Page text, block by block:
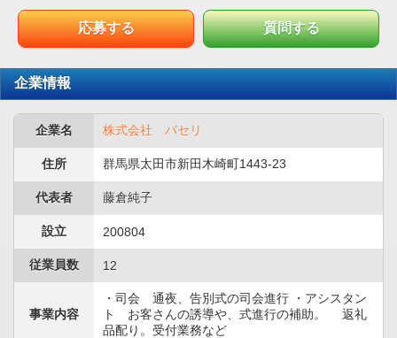
応募する 質問する
企業情報
企業名 株式会社 パセリ
住所 群馬県太田市新田木崎町1443-23
代表者 藤倉純子
設立 200804
従業員数 12
事業内容
・司会 通夜、告別式の司会進行 ・アシスタン
ト お客さんの誘導や、式進行の補助。 返礼
品配り。受付業務など